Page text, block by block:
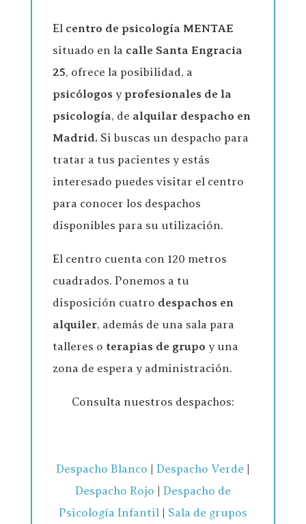
El centro de psicología MENTAE
situado en la calle Santa Engracia
25, ofrece la posibilidad, a
psicólogosy profesionales de la
psicología, de alquilar despacho en
Madrid.Si buscas un despacho para
tratar a tus pacientes y estás
interesado puedes visitar el centro
para conocer los despachos
disponibles para su utilización.
El centro cuenta con 120 metros
cuadrados. Ponemos a tu
disposición cuatro despachos en
alquiler, además de una sala para
talleres o terapias de grupo y una
zona de espera y administración.
Consulta nuestros despachos:
Despacho Blanco | Despacho Verde |
Despacho Rojo | Despacho de
Psicología Infantil| Sala de grupos